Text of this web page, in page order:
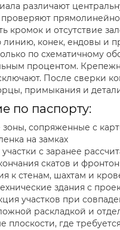
различают
проверяют
кромок и отсутствие
линию, конек, ендовы и
по схематичному
процентом.
После сверки
примыкания и
по паспорту:
зоны, сопряженные с
на замках
с заранее
скатов и
к стенам, шахтам и
здания с
участков при
раскладкой и
плоскости, где